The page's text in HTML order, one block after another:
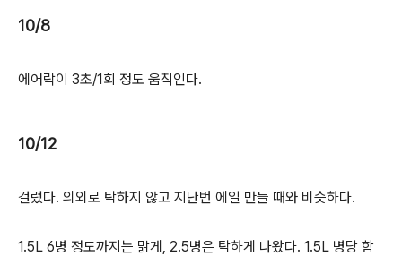
10/8
에어락이 3초/1회 정도 움직인다.
10/12
걸렀다. 의외로 탁하지 않고 지난번 에일 만들 때와 비슷하다.
1.5L 6병 정도까지는 맑게, 2.5병은 탁하게 나왔다. 1.5L 병당 함